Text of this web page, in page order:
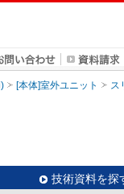
[本体]室外ユニット ス
技術資料を探